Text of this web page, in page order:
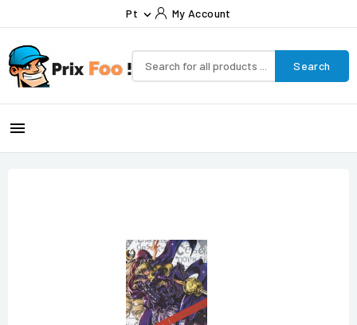
Pt  My Account
Search
